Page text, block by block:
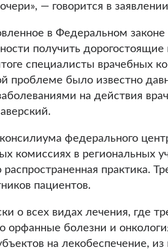
— говорится в
в Федеральном
получить дорогостоящие
специалисты врачебных
было известно
на действия
федерального
комиссиях в региональных
практика.
пациентов.
о всех видах лечения, где
болезни и
на лекобеспечение, из